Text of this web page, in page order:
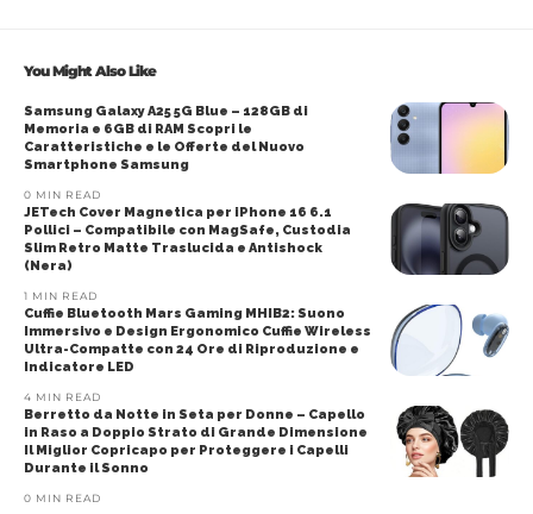
You Might Also Like
Samsung Galaxy A25 5G Blue – 128GB di
Memoria e 6GB di RAM Scopri le
Caratteristiche e le Offerte del Nuovo
Smartphone Samsung
0 MIN READ
JETech Cover Magnetica per iPhone 16 6.1
Pollici – Compatibile con MagSafe, Custodia
Slim Retro Matte Traslucida e Antishock
(Nera)
1 MIN READ
Cuffie Bluetooth Mars Gaming MHIB2: Suono
Immersivo e Design Ergonomico Cuffie Wireless
Ultra-Compatte con 24 Ore di Riproduzione e
Indicatore LED
4 MIN READ
Berretto da Notte in Seta per Donne – Capello
in Raso a Doppio Strato di Grande Dimensione
Il Miglior Copricapo per Proteggere i Capelli
Durante il Sonno
0 MIN READ